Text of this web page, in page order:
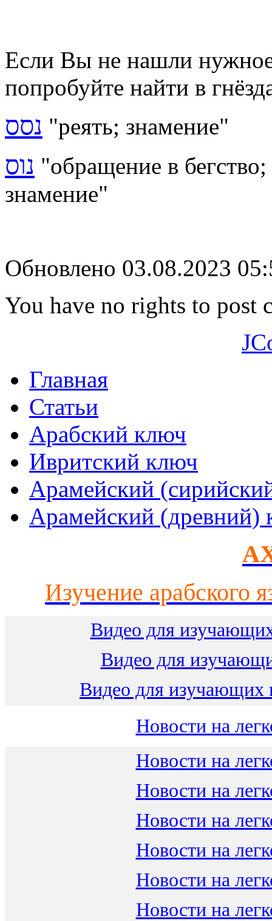
Если Вы не нашли нужное
попробуйте найти в
נסס "реять; знамение"
נוס "обращение в
знамение"
Обновлено 03.08.2023
You have no rights to post
Главная
Статьи
Арабский ключ
Ивритский ключ
Арамейский
Арамейский (древний)
Изучение арабского
Видео для
Видео для
Видео для изучающих
Новости на
Новости на
Новости на
Новости на
Новости на
Новости на
Новости на